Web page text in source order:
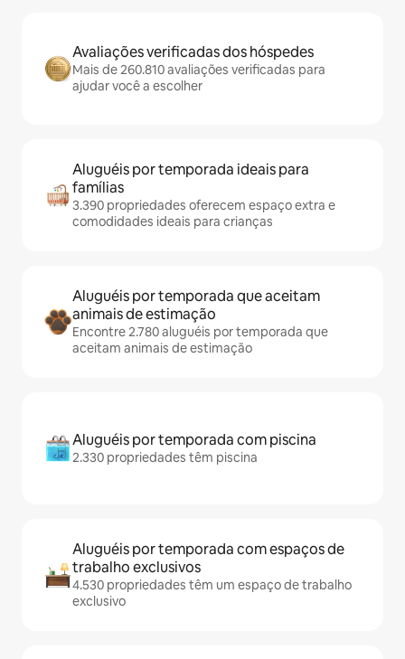
Avaliações verificadas dos hóspedes
Mais de 260.810 avaliações verificadas para
ajudar você a escolher
Aluguéis por temporada ideais para
famílias
3.390 propriedades oferecem espaço extra e
comodidades ideais para crianças
Aluguéis por temporada que aceitam
animais de estimação
Encontre 2.780 aluguéis por temporada que
aceitam animais de estimação
Aluguéis por temporada com piscina
2.330 propriedades têm piscina
Aluguéis por temporada com espaços de
trabalho exclusivos
4.530 propriedades têm um espaço de trabalho
exclusivo